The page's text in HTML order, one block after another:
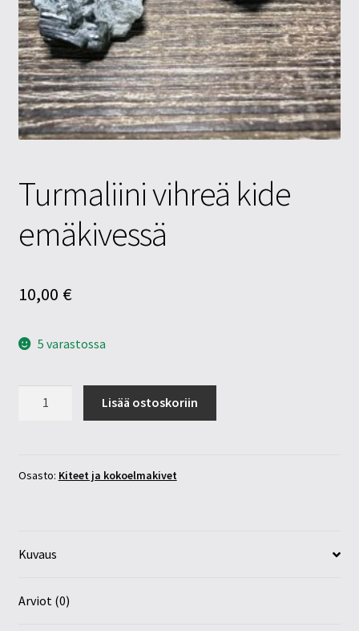
Turmaliini vihreä kide
emäkivessä
10,00 €
5 varastossa
määrä
Lisää ostoskoriin
Osasto: Kiteet ja kokoelmakivet
Kuvaus
Arviot (0)